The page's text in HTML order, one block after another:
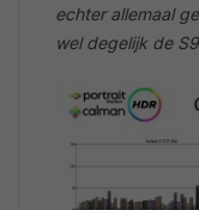
echter allemaal
wel degelijk de